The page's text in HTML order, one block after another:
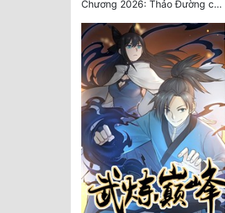
Chương 2026: Thảo Đường chi mê, xanh thẳm tinh cầu